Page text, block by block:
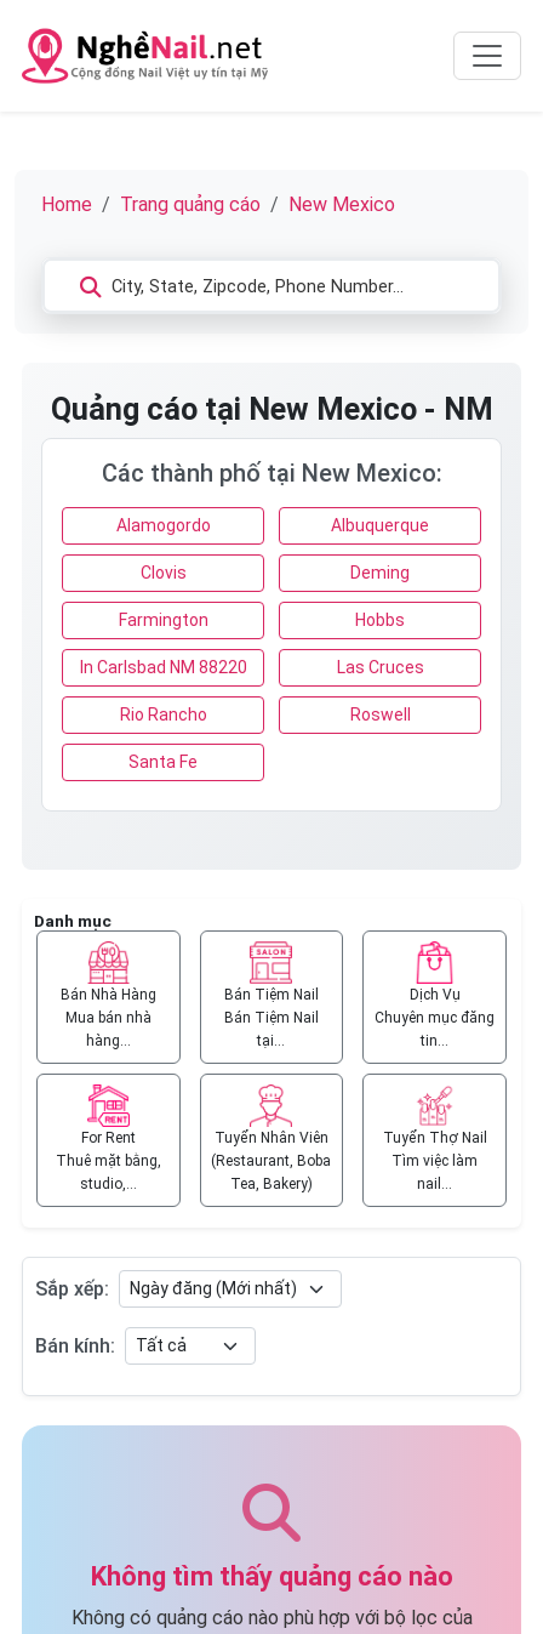
Home Trang quảng cáo New Mexico
Quảng cáo tại New Mexico - NM
Các thành phố tại New Mexico:
Alamogordo Albuquerque
Clovis Deming
Farmington Hobbs
In Carlsbad NM 88220 Las Cruces
Rio Rancho Roswell
Santa Fe
Danh mục
Bán Nhà Hàng
Mua bán nhà
hàng…
Bán Tiệm Nail
Bán Tiệm Nail
tại…
Dịch Vụ
Chuyên mục đăng
tin…
For Rent
Thuê mặt bằng,
studio,…
Tuyển Nhân Viên
(Restaurant, Boba
Tea, Bakery)
Tuyển Thợ Nail
Tìm việc làm
nail…
Sắp xếp:
Bán kính:
Không tìm thấy quảng cáo nào
Không có quảng cáo nào phù hợp với bộ lọc của